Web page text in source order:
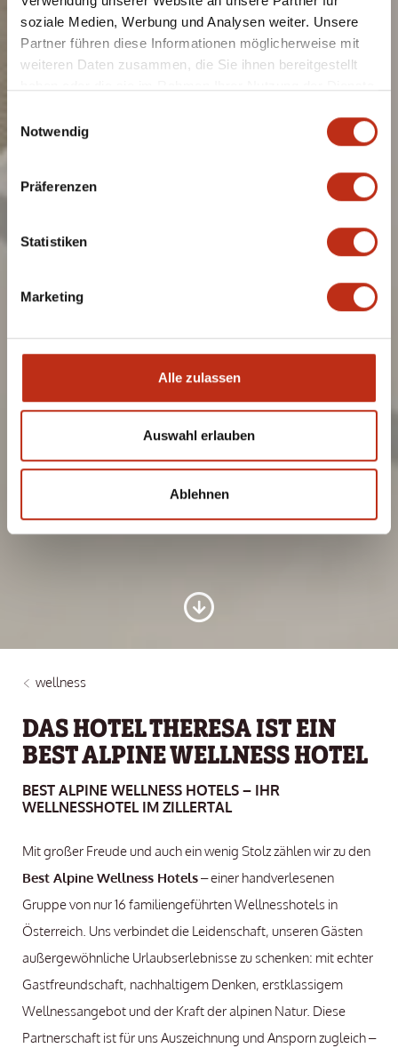
soziale Medien, Werbung und Analysen weiter. Unsere
Partner führen diese Informationen möglicherweise mit
weiteren Daten zusammen, die Sie ihnen bereitgestellt
Notwendig
Präferenzen
Statistiken
Marketing
Alle zulassen
Auswahl erlauben
Ablehnen
wellness
DAS HOTEL THERESA IST EIN
BEST ALPINE WELLNESS HOTEL
BEST ALPINE WELLNESS HOTELS – IHR
WELLNESSHOTEL IM ZILLERTAL
Mit großer Freude und auch ein wenig Stolz zählen wir zu den
Best Alpine Wellness Hotels– einer handverlesenen
Gruppe von nur 16 familiengeführten Wellnesshotels in
Österreich. Uns verbindet die Leidenschaft, unseren Gästen
außergewöhnliche Urlaubserlebnisse zu schenken: mit echter
Gastfreundschaft, nachhaltigem Denken, erstklassigem
Wellnessangebot und der Kraft der alpinen Natur. Diese
Partnerschaft ist für uns Auszeichnung und Ansporn zugleich –